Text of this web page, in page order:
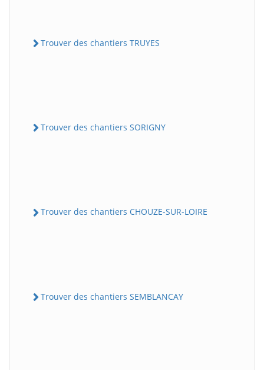
Trouver des chantiers TRUYES
Trouver des chantiers SORIGNY
Trouver des chantiers CHOUZE-SUR-LOIRE
Trouver des chantiers SEMBLANCAY